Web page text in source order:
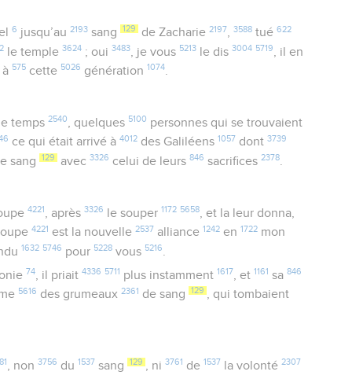
6 jusqu’au 2193sang 129 de Zacharie 2197, 3588tué 622
le temple3624 ; oui3483 , je vous 5213 le dis3004 5719
, il en
à 575 cette 5026 génération 1074
temps 2540, quelques 5100 personnes qui se trouvaient
ce qui était arrivé à4012 des Galiléens 1057 dont3739
le sang 129 avec3326 celui de leurs846 sacrifices2378
4221 , après 3326 le souper 1172 5658, et la leur donna,
4221 est la nouvelle2537 alliance 1242 en 1722 mon
1632 5746 pour 5228 vous 5216
74, il priait 4336 5711 plus instamment 1617, et 1161 sa 846
5616 des grumeaux2361 de sang 129 , qui tombaient
, non 3756 du 1537 sang 129 , ni 3761 de 1537 la volonté 2307